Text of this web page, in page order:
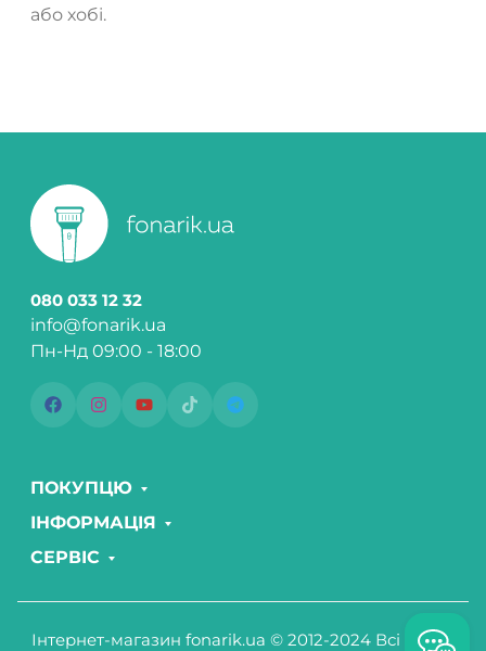
або хобі.
080 033 12 32
info@fonarik.ua
Пн-Нд 09:00 - 18:00
ПОКУПЦЮ
ІНФОРМАЦІЯ
СЕРВІС
Інтернет-магазин fonarik.ua © 2012-2024 Всі права